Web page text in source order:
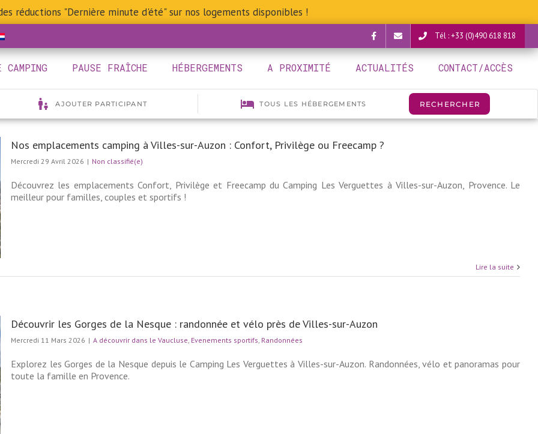
réductions "Dernière minute d'été" sur nos logements disponibles !
Tél : +33 (0)490 618 818
CAMPING PAUSE FRAÎCHE HÉBERGEMENTS A PROXIMITÉ ACTUALITÉS CONTACT/ACCÈS
Nos emplacements camping à Villes-sur-Auzon : Confort, Privilège ou Freecamp ?
Mercredi 29 Avril 2026 | Non classifié(e)
Découvrez les emplacements Confort, Privilège et Freecamp du Camping Les Verguettes à Villes-sur-Auzon, Provence. Le
meilleur pour familles, couples et sportifs !
Lire la suite
Découvrir les Gorges de la Nesque : randonnée et vélo près de Villes-sur-Auzon
Mercredi 11 Mars 2026 | A découvrir dans le Vaucluse, Evenements sportifs, Randonnées
Explorez les Gorges de la Nesque depuis le Camping Les Verguettes à Villes-sur-Auzon. Randonnées, vélo et panoramas pour
toute la famille en Provence.